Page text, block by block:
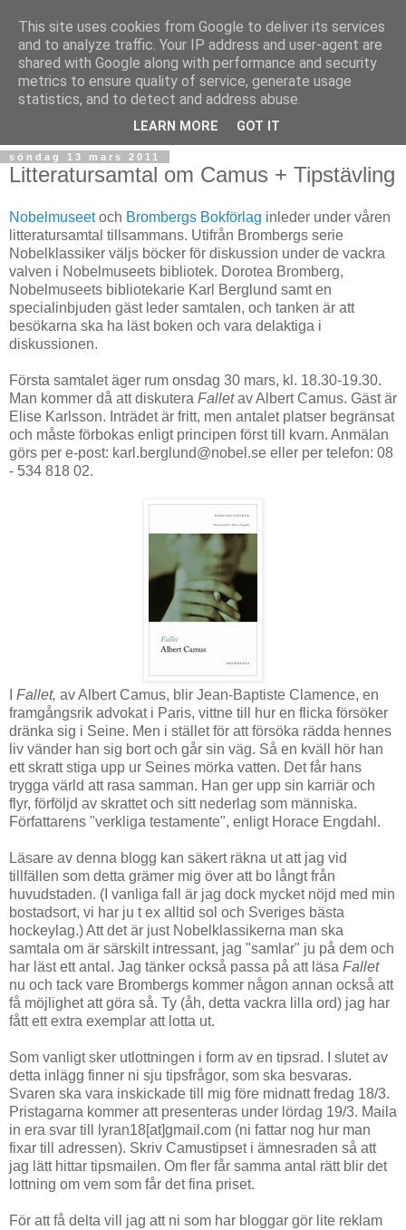
söndag 13 mars 2011
Litteratursamtal om Camus + Tipstävling
Nobelmuseetoch Brombergs Bokförlag inleder under våren
litteratursamtal tillsammans. Utifrån Brombergs serie
Nobelklassiker väljs böcker för diskussion under de vackra
valven i Nobelmuseets bibliotek. Dorotea Bromberg,
Nobelmuseets bibliotekarie Karl Berglund samt en
specialinbjuden gäst leder samtalen, och tanken är att
besökarna ska ha läst boken och vara delaktiga i
diskussionen.
Första samtalet äger rum onsdag 30 mars, kl. 18.30-19.30.
Man kommer då att diskutera Falletav Albert Camus. Gäst är
Elise Karlsson. Inträdet är fritt, men antalet platser begränsat
och måste förbokas enligt principen först till kvarn. Anmälan
görs per e-post: karl.berglund@nobel.se eller per telefon: 08
- 534 818 02.
Fallet, av Albert Camus, blir Jean-Baptiste Clamence, en
framgångsrik advokat i Paris, vittne till hur en flicka försöker
dränka sig i Seine. Men i stället för att försöka rädda hennes
liv vänder han sig bort och går sin väg. Så en kväll hör han
ett skratt stiga upp ur Seines mörka vatten. Det får hans
trygga värld att rasa samman. Han ger upp sin karriär och
flyr, förföljd av skrattet och sitt nederlag som människa.
Författarens "verkliga testamente", enligt Horace Engdahl.
Läsare av denna blogg kan säkert räkna ut att jag vid
tillfällen som detta grämer mig över att bo långt från
huvudstaden. (I vanliga fall är jag dock mycket nöjd med min
bostadsort, vi har ju t ex alltid sol och Sveriges bästa
hockeylag.) Att det är just Nobelklassikerna man ska
samtala om är särskilt intressant, jag "samlar" ju på dem och
har läst ett antal. Jag tänker också passa på att läsa Fallet
nu och tack vare Brombergs kommer någon annan också att
få möjlighet att göra så. Ty (åh, detta vackra lilla ord) jag har
fått ett extra exemplar att lotta ut.
Som vanligt sker utlottningen i form av en tipsrad. I slutet av
detta inlägg finner ni sju tipsfrågor, som ska besvaras.
Svaren ska vara inskickade till mig före midnatt fredag 18/3.
Pristagarna kommer att presenteras under lördag 19/3. Maila
in era svar till lyran18[at]gmail.com (ni fattar nog hur man
fixar till adressen). Skriv Camustipset i ämnesraden så att
jag lätt hittar tipsmailen. Om fler får samma antal rätt blir det
lottning om vem som får det fina priset.
För att få delta vill jag att ni som har bloggar gör lite reklam
This site uses cookies from Google to deliver its services
and to analyze traffic. Your IP address and user-agent are
shared with Google along with performance and security
metrics to ensure quality of service, generate usage
statistics, and to detect and address abuse.
LEARN MORE GOT IT